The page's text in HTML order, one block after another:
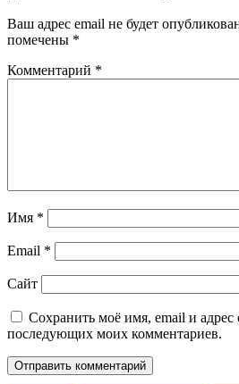
Ваш адрес email не будет
помечены *
Комментарий *
Имя *
Email *
Сайт
Сохранить моё имя, email и адрес
последующих моих комментариев.